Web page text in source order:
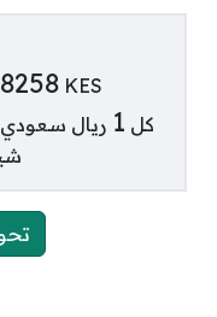
KES
كل 1 ريال